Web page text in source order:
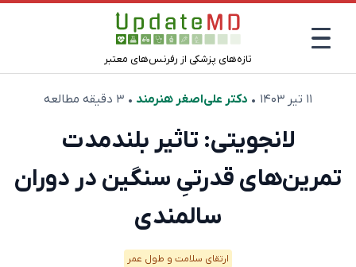
تازه‌های پزشکی از رفرنس‌های معتبر
۱۱ تیر ۱۴۰۳ • دکتر علی‌اصغر هنرمند • ۳ دقیقه مطالعه
لانجویتی: تاثیر بلند‌مدت
تمرین‌های قدرتیِ سنگین در دوران
سالمندی
ارتقای سلامت و طول عمر